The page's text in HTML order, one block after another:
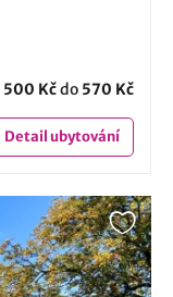
500 Kčdo 570 Kč
Detailubytování